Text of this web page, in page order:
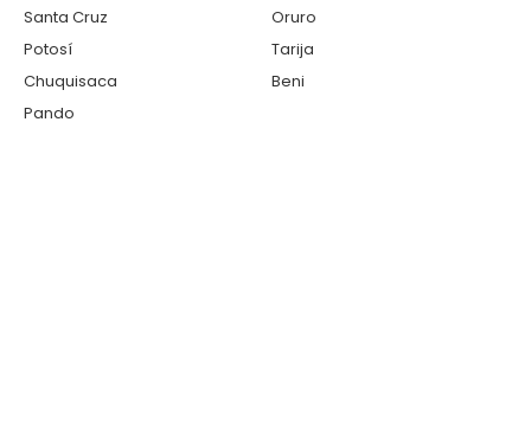
Santa Cruz
Oruro
Potosí
Tarija
Chuquisaca
Beni
Pando